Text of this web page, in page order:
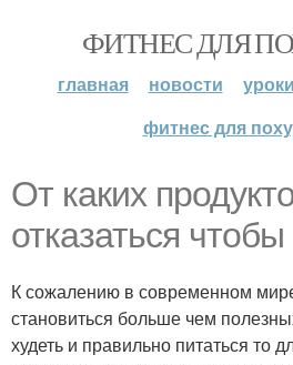
ФИТНЕС ДЛЯ
главная новости уроки
фитнес для
От каких
отказаться
К сожалению в современном
становиться больше чем
худеть и правильно питаться то